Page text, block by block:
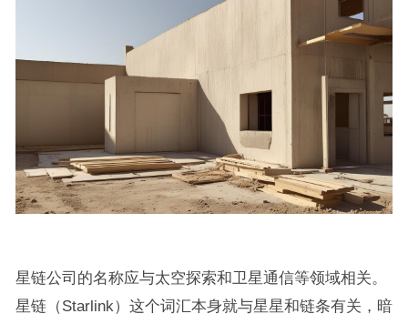
星链公司的名称应与太空探索和卫星通信等领域相关。
星链（Starlink）这个词汇本身就与星星和链条有关，暗